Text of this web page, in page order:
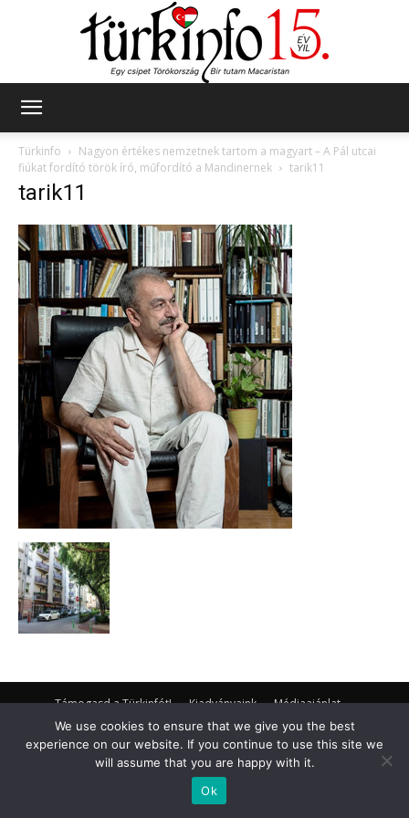
Türkinfo
Nagyon értékes nemzetnek tartom a magyart – A Pál utcai
fiúkat fordító török író, műfordító a Mandinernek
tarik11
tarik11
Támogasd a Türkinfót! Kiadványaink
Médiaajánlat
Impresszum
Adatkezelési Tájékoztató ÁSZF
Alapítvány
Rólunk
Kapcsolat
© Turkinfo.hu 2020
We use cookies to ensure that we give you the best
experience on our website. If you continue to use this site we
will assume that you are happy with it.
Ok